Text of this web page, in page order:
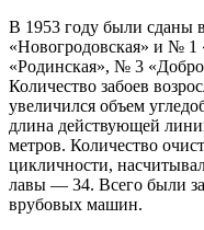
В 1953 году были сданы
«Новогродовская» и №
«Родинская», № 3
Количество забоев
увеличился объем
длина действующей
метров. Количество
цикличности,
лавы — 34. Всего были
врубовых машин.